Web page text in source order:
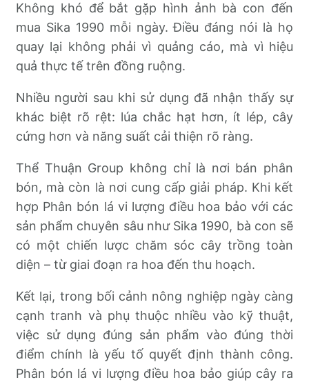
Không khó để bắt gặp hình ảnh bà con đến
mua Sika 1990 mỗi ngày. Điều đáng nói là họ
quay lại không phải vì quảng cáo, mà vì hiệu
quả thực tế trên đồng ruộng.
Nhiều người sau khi sử dụng đã nhận thấy sự
khác biệt rõ rệt: lúa chắc hạt hơn, ít lép, cây
cứng hơn và năng suất cải thiện rõ ràng.
Thể Thuận Group không chỉ là nơi bán phân
bón, mà còn là nơi cung cấp giải pháp. Khi kết
hợp Phân bón lá vi lượng điều hoa bảo với các
sản phẩm chuyên sâu như Sika 1990, bà con sẽ
có một chiến lược chăm sóc cây trồng toàn
diện – từ giai đoạn ra hoa đến thu hoạch.
Kết lại, trong bối cảnh nông nghiệp ngày càng
cạnh tranh và phụ thuộc nhiều vào kỹ thuật,
việc sử dụng đúng sản phẩm vào đúng thời
điểm chính là yếu tố quyết định thành công.
Phân bón lá vi lượng điều hoa bảo giúp cây ra